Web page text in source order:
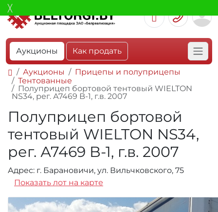
Аукционы Как продать
Аукционы
Прицепы и полуприцепы
Тентованные
Полуприцеп бортовой тентовый WIELTON
NS34, рег. А7469 B-1, г.в. 2007
Полуприцеп бортовой
тентовый WIELTON NS34,
рег. А7469 B-1, г.в. 2007
Адрес: г. Барановичи, ул. Вильчковского, 75
Показать лот на карте